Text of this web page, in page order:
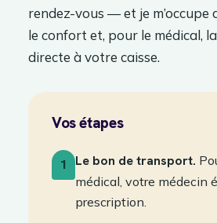
rendez-vous — et je m’occupe
le confort et, pour le médical,
directe à votre caisse.
Vos étapes
1 Le bon de transport.
médical, votre médecin
prescription.